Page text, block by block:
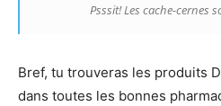
Psssit! Les cache-cernes
Bref, tu trouveras les produits
dans toutes les bonnes